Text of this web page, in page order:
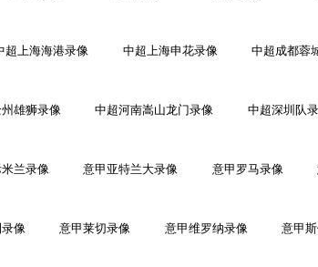
超上海海港录像 中超上海申花录像 中超成都蓉
雄狮录像 中超河南嵩山龙门录像 中超深圳队
兰录像 意甲亚特兰大录像 意甲罗马录像
像 意甲莱切录像 意甲维罗纳录像 意甲